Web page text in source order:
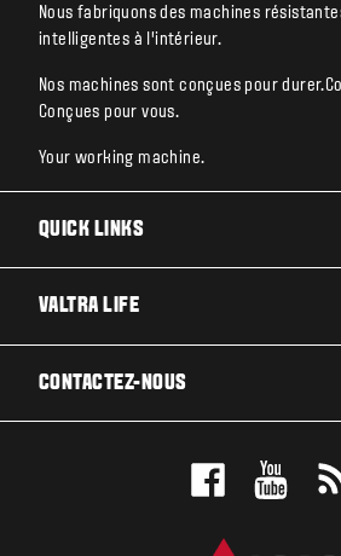
Nous fabriquons des machines
intelligentes à l’intérieur.
Nos machines sont conçues pour
Conçues pour vous.
Your working machine.
QUICK LINKS
VALTRA LIFE
CONTACTEZ-NOUS